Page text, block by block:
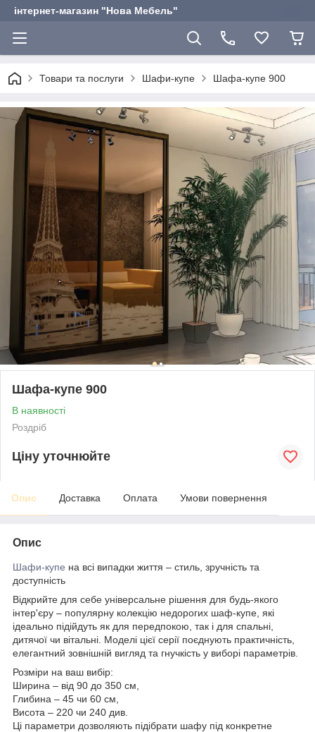
інтернет-магазин "Нова Мебель"
Товари та послуги Шафи-купе Шафа-купе 900
Шафа-купе 900
В наявності
Роздріб
Ціну уточнюйте
Опис Доставка Оплата Умови повернення
Опис
Шафи-купе на всі випадки життя – стиль, зручність та
доступність
Відкрийте для себе універсальне рішення для будь-якого
інтер'єру – популярну колекцію недорогих шаф-купе, які
ідеально підійдуть як для передпокою, так і для спальні,
дитячої чи вітальні. Моделі цієї серії поєднують практичність,
елегантний зовнішній вигляд та гнучкість у виборі параметрів.
Розміри на ваш вибір:
Ширина – від 90 до 350 см,
Глибина – 45 чи 60 см,
Висота – 220 чи 240 див.
Ці параметри дозволяють підібрати шафу під конкретне